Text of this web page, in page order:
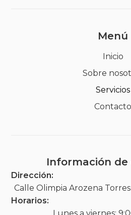
Menú
Inicio
Sobre
Servicios
Contacto
Información
Dirección:
Calle Olimpia Arozena Torres
Horarios: